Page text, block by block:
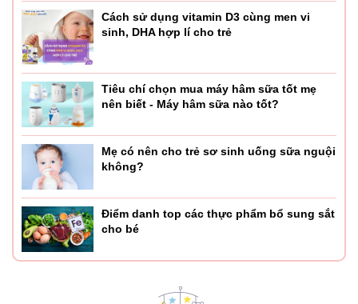
Cách sử dụng vitamin D3 cùng men vi
sinh, DHA hợp lí cho trẻ
Tiêu chí chọn mua máy hâm sữa tốt mẹ
nên biết - Máy hâm sữa nào tốt?
Mẹ có nên cho trẻ sơ sinh uống sữa nguội
không?
Điểm danh top các thực phẩm bổ sung sắt
cho bé